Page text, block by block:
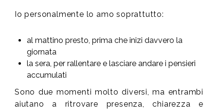
Io personalmente lo amo soprattutto:
al mattino presto, prima che inizi davvero la
giornata
la sera, per rallentare e lasciare andare i pensieri
accumulati
Sono due momenti molto diversi, ma entrambi
aiutano a ritrovare presenza, chiarezza e